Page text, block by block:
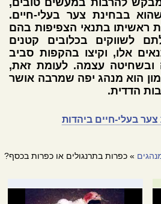
בבחינת צער בעלי-חיים.
ראשיתו בתנאי הצפיפות בהם
לשווקים בכלובים קטנים
אלו, וקיצו בהקפות סביב
עצמה. לעומת זאת,
הוא מנהג יפה שמרבה אושר
הדדית.
בעלי-חיים ביהדות
» כפרות בתרנגולים או כפרות בכסף?